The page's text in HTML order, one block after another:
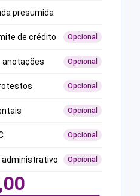
presumida
de crédito Opcional
anotações Opcional
Opcional
Opcional
Opcional
administrativo Opcional